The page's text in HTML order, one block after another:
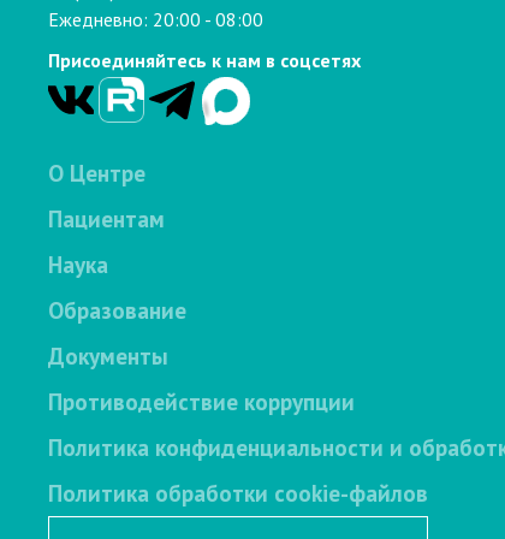
Ежедневно: 20:00 - 08:00
Присоединяйтесь к нам в соцсетях
О Центре
Пациентам
Наука
Образование
Документы
Противодействие коррупции
Политика конфиденциальности и
Политика обработки cookie-файлов